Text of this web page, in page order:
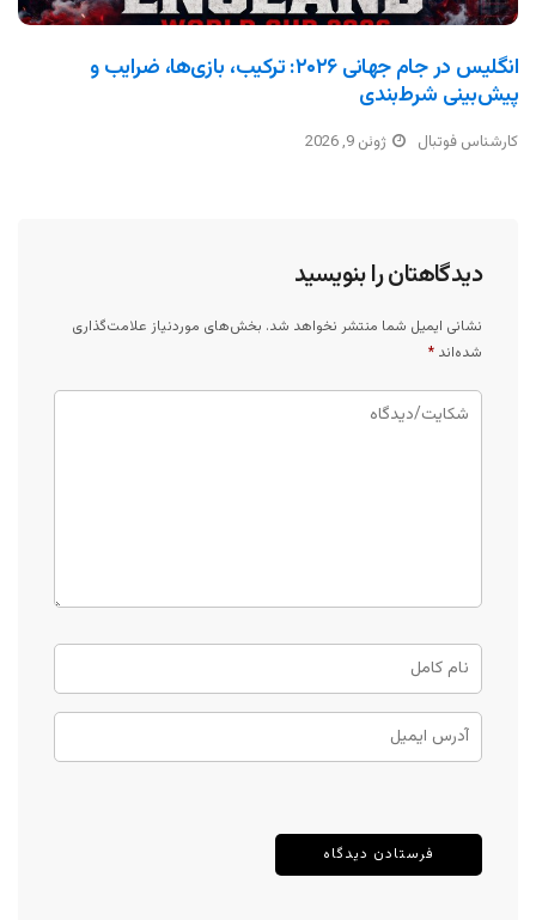
انگلیس در جام جهانی ۲۰۲۶: ترکیب، بازی‌ها، ضرایب و
پیش‌بینی شرط‌بندی
کارشناس فوتبال ژوئن 9, 2026
دیدگاهتان را بنویسید
نشانی ایمیل شما منتشر نخواهد شد. بخش‌های موردنیاز علامت‌گذاری
شده‌اند *